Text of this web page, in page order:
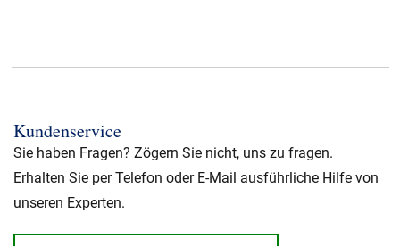
Kundenservice
Sie haben Fragen? Zögern Sie nicht, uns zu fragen.
Erhalten Sie per Telefon oder E-Mail ausführliche Hilfe von
unseren Experten.